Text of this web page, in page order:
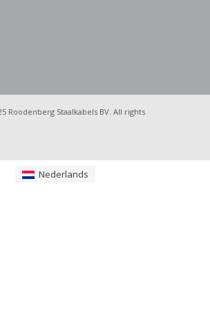
Roodenberg Staalkabels BV. All rights
Nederlands